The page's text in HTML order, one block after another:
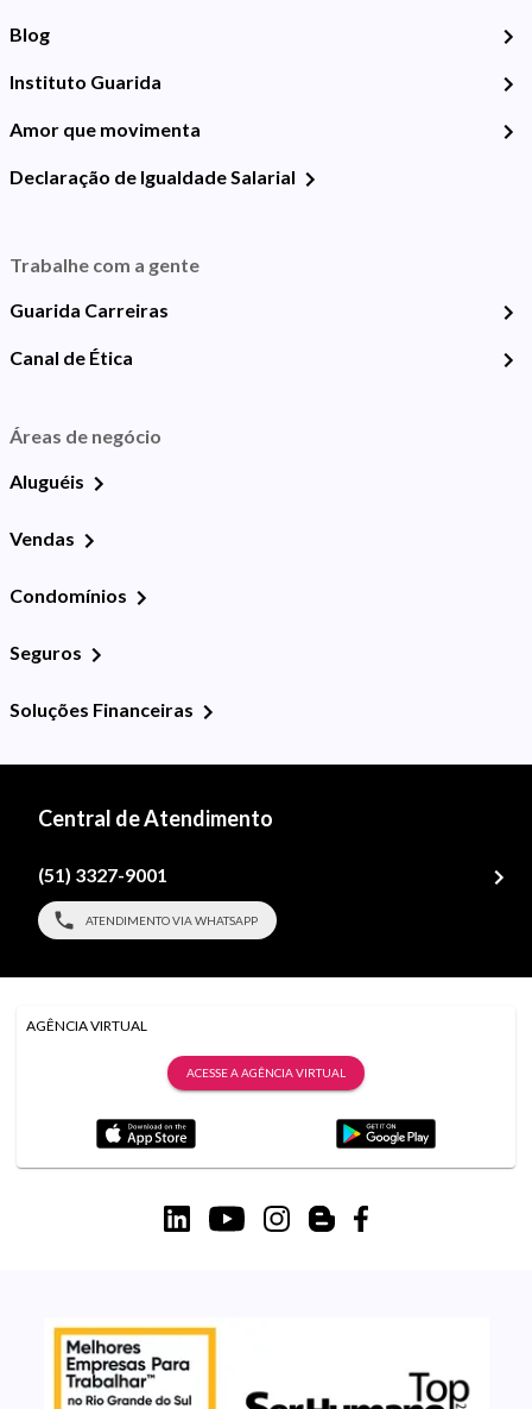
Blog
Instituto Guarida
Amor que movimenta
Declaração de Igualdade Salarial
Trabalhe com a gente
Guarida Carreiras
Canal de Ética
Áreas de negócio
Aluguéis
Vendas
Condomínios
Seguros
Soluções Financeiras
Central de Atendimento
(51) 3327-9001
ATENDIMENTO VIA WHATSAPP
AGÊNCIA VIRTUAL
ACESSE A AGÊNCIA VIRTUAL